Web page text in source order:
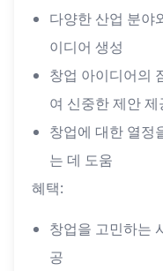
다양한 산업 분야
이디어 생성
창업 아이디어의
여 신중한 제안 제
창업에 대한 열정
는 데 도움
혜택:
창업을 고민하는
공